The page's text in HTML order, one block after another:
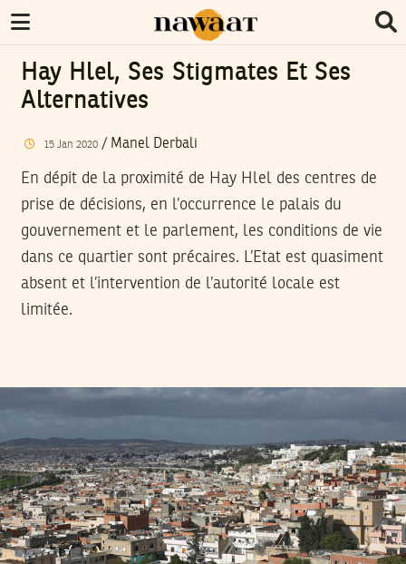
Hay Hlel, Ses Stigmates Et Ses
Alternatives
15 Jan 2020/ Manel Derbali
En dépit de la proximité de Hay Hlel des centres de
prise de décisions, en l’occurrence le palais du
gouvernement et le parlement, les conditions de vie
dans ce quartier sont précaires. L’Etat est quasiment
absent et l’intervention de l’autorité locale est
limitée.